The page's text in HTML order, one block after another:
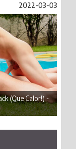
2022-03-03
(Que Calor!) -